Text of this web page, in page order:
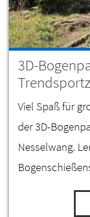
3D-
Viel Spaß für
der 3D-
Nesselwang.